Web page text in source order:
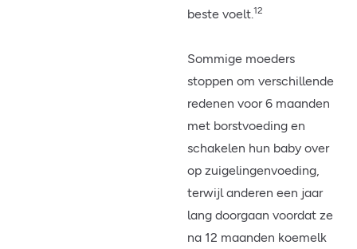
beste voelt. 12
Sommige moeders
stoppen om verschillende
redenen voor 6 maanden
met borstvoeding en
schakelen hun baby over
op zuigelingenvoeding,
terwijl anderen een jaar
lang doorgaan voordat ze
na 12 maanden koemelk